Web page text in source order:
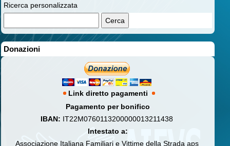
Ricerca personalizzata
Donazioni
Link diretto pagamenti
Pagamento per bonifico
IBAN: IT22M0760113200000013211438
Intestato a:
Associazione Italiana Familiari e Vittime della Strada aps